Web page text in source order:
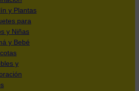
y Plantas
para
y Niñas
y Bebé
y